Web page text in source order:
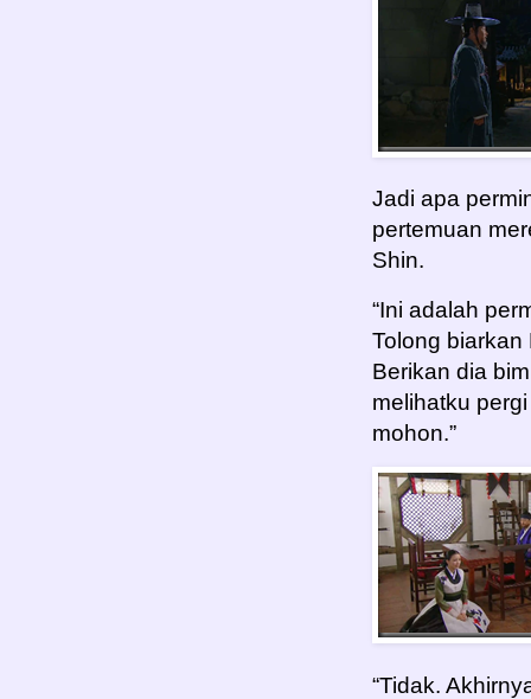
Jadi apa
pertemuan
Shin.
“Ini adalah
Tolong
Berikan dia
melihatku
mohon.”
“Tidak.